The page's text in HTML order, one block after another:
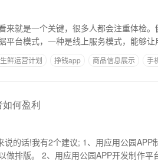
来就是一个关键，很多人都会注重体检
平台模式，一种是线上服务模式，能够
鲜运营计划 挣钱app 商品信息展示 手
何盈利
的话!我有2个建议; 1、用应用公园APP
做排版。 2、用应用公园APP开发制作平